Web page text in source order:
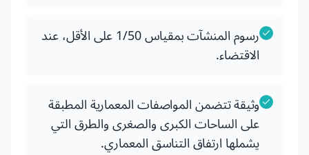
رسوم المنشآت بمقياس 1/50 على الأقل، عند
الاقتضاء.
وثيقة تتضمن المواصفات المعمارية المطبقة
على الساحات الكبرى والصغرى والطرق التي
يشملها ارتفاق التناسق المعماري.